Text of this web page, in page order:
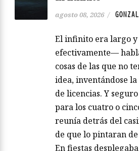
agosto 08, 2026 /
El infinito era largo
efectivamente—
cosas de las que no
idea, inventándose
de licencias. Y
para los cuatro o
reunía detrás del
de que lo pintaran
En fiestas